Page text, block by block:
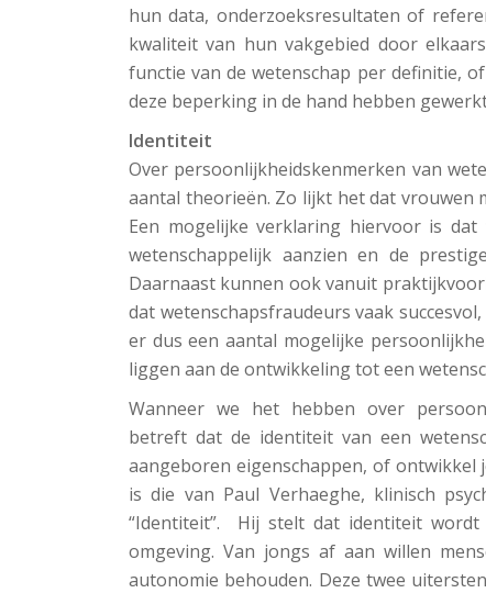
hun data, onderzoeksresultaten of
kwaliteit van hun vakgebied door
functie van de wetenschap per definitie,
deze beperking in de hand hebben
Identiteit
Over persoonlijkheidskenmerken van
aantal theorieën. Zo lijkt het dat vrouwen
Een mogelijke verklaring hiervoor is
wetenschappelijk aanzien en de
Daarnaast kunnen ook vanuit
dat wetenschapsfraudeurs vaak
er dus een aantal mogelijke
liggen aan de ontwikkeling tot een
Wanneer we het hebben over
betreft dat de identiteit van een
aangeboren eigenschappen, of
is die van Paul Verhaeghe, klinisch
“Identiteit”. Hij stelt dat identiteit
omgeving. Van jongs af aan willen
autonomie behouden. Deze twee